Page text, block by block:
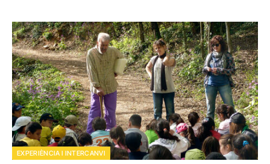
EXPERIÈNCIA I INTERCANVI